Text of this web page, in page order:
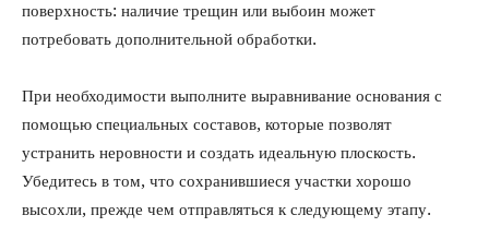
поверхность: наличие трещин или выбоин может
потребовать дополнительной обработки.
При необходимости выполните выравнивание основания с
помощью специальных составов, которые позволят
устранить неровности и создать идеальную плоскость.
Убедитесь в том, что сохранившиеся участки хорошо
высохли, прежде чем отправляться к следующему этапу.